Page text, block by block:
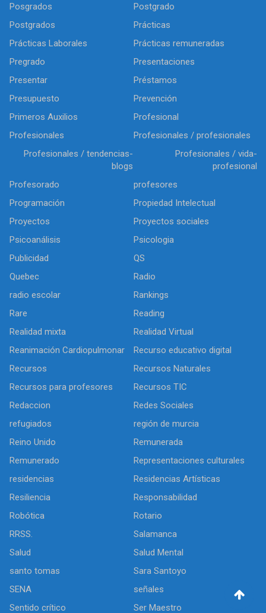
Posgrados
Postgrado
Postgrados
Prácticas
Prácticas Laborales
Prácticas remuneradas
Pregrado
Presentaciones
Presentar
Préstamos
Presupuesto
Prevención
Primeros Auxilios
Profesional
Profesionales
Profesionales / profesionales
Profesionales / tendencias-
blogs
Profesionales / vida-
profesional
Profesorado
profesores
Programación
Propiedad Intelectual
Proyectos
Proyectos sociales
Psicoanálisis
Psicologia
Publicidad
QS
Quebec
Radio
radio escolar
Rankings
Rare
Reading
Realidad mixta
Realidad Virtual
Reanimación Cardiopulmonar
Recurso educativo digital
Recursos
Recursos Naturales
Recursos para profesores
Recursos TIC
Redaccion
Redes Sociales
refugiados
región de murcia
Reino Unido
Remunerada
Remunerado
Representaciones culturales
residencias
Residencias Artísticas
Resiliencia
Responsabilidad
Robótica
Rotario
RRSS.
Salamanca
Salud
Salud Mental
santo tomas
Sara Santoyo
SENA
señales
Sentido crítico
Ser Maestro